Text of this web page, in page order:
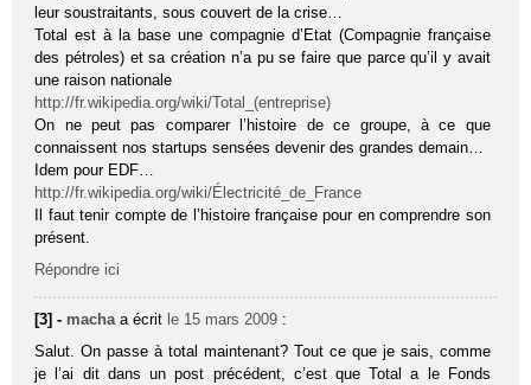
leur soustraitants, sous couvert de la crise…
Total est à la base une compagnie d’Etat (Compagnie française
des pétroles) et sa création n’a pu se faire que parce qu’il y avait
une raison nationale
http://fr.wikipedia.org/wiki/Total_(entreprise)
On ne peut pas comparer l’histoire de ce groupe, à ce que
connaissent nos startups sensées devenir des grandes demain…
Idem pour EDF…
http://fr.wikipedia.org/wiki/Électricité_de_France
Il faut tenir compte de l’histoire française pour en comprendre son
présent.
Répondre ici
[3] - macha a écrit le 15 mars 2009 :
Salut. On passe à total maintenant? Tout ce que je sais, comme
je l’ai dit dans un post précédent, c’est que Total a le Fonds